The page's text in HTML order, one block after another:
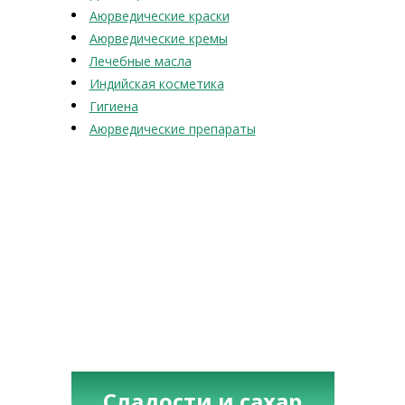
Аюрведические краски
Аюрведические кремы
Лечебные масла
Индийская косметика
Гигиена
Аюрведические препараты